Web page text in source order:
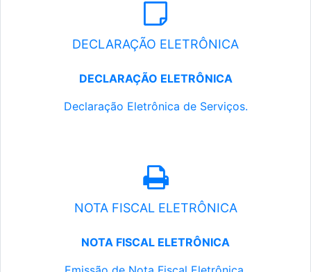
DECLARAÇÃO ELETRÔNICA
DECLARAÇÃO ELETRÔNICA
Declaração Eletrônica de Serviços.
NOTA FISCAL ELETRÔNICA
NOTA FISCAL ELETRÔNICA